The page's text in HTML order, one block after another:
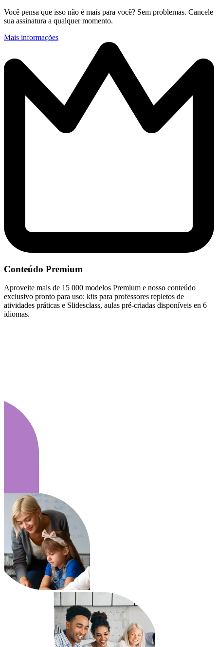
Você pensa que isso não é mais para você? Sem problemas. Cancele
sua assinatura a qualquer momento.
Mais informações
Conteúdo Premium
Aproveite mais de 15 000 modelos Premium e nosso conteúdo
exclusivo pronto para uso: kits para professores repletos de
atividades práticas e Slidesclass, aulas pré-criadas disponíveis en 6
idiomas.